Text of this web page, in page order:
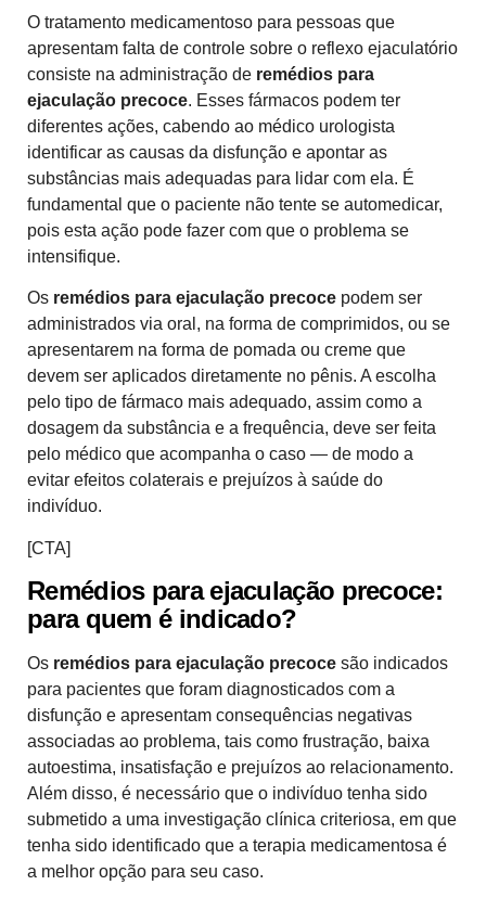
O tratamento medicamentoso para pessoas que
apresentam falta de controle sobre o reflexo ejaculatório
consiste na administração de remédios para
ejaculação precoce. Esses fármacos podem ter
diferentes ações, cabendo ao médico urologista
identificar as causas da disfunção e apontar as
substâncias mais adequadas para lidar com ela. É
fundamental que o paciente não tente se automedicar,
pois esta ação pode fazer com que o problema se
intensifique.
Os remédios para ejaculação precoce podem ser
administrados via oral, na forma de comprimidos, ou se
apresentarem na forma de pomada ou creme que
devem ser aplicados diretamente no pênis. A escolha
pelo tipo de fármaco mais adequado, assim como a
dosagem da substância e a frequência, deve ser feita
pelo médico que acompanha o caso — de modo a
evitar efeitos colaterais e prejuízos à saúde do
indivíduo.
[CTA]
Remédios para ejaculação precoce:
para quem é indicado?
Os remédios para ejaculação precoce são indicados
para pacientes que foram diagnosticados com a
disfunção e apresentam consequências negativas
associadas ao problema, tais como frustração, baixa
autoestima, insatisfação e prejuízos ao relacionamento.
Além disso, é necessário que o indivíduo tenha sido
submetido a uma investigação clínica criteriosa, em que
tenha sido identificado que a terapia medicamentosa é
a melhor opção para seu caso.